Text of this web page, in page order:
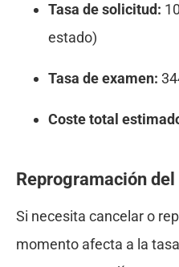
Tasa de solicitud:
estado)
Tasa de examen:
Coste total
Reprogramación
Si necesita cancelar o
momento afecta a la